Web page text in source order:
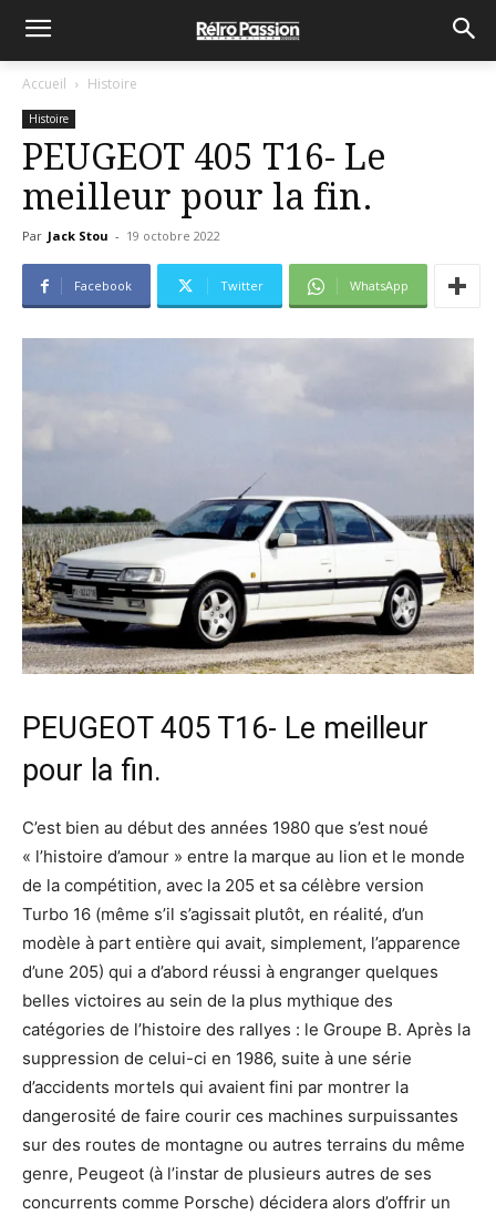
Accueil Histoire
Histoire
PEUGEOT 405 T16- Le
meilleur pour la fin.
Par Jack Stou - 19 octobre 2022
Facebook Twitter WhatsApp
PEUGEOT 405 T16- Le meilleur
pour la fin.
C’est bien au début des années 1980 que s’est noué
« l’histoire d’amour » entre la marque au lion et le monde
de la compétition, avec la 205 et sa célèbre version
Turbo 16 (même s’il s’agissait plutôt, en réalité, d’un
modèle à part entière qui avait, simplement, l’apparence
d’une 205) qui a d’abord réussi à engranger quelques
belles victoires au sein de la plus mythique des
catégories de l’histoire des rallyes : le Groupe B. Après la
suppression de celui-ci en 1986, suite à une série
d’accidents mortels qui avaient fini par montrer la
dangerosité de faire courir ces machines surpuissantes
sur des routes de montagne ou autres terrains du même
genre, Peugeot (à l’instar de plusieurs autres de ses
concurrents comme Porsche) décidera alors d’offrir un